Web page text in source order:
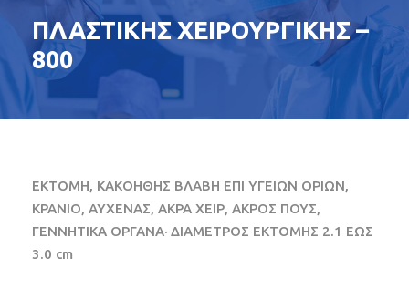
ΠΛΑΣΤΙΚΗΣ ΧΕΙΡΟΥΡΓΙΚΗΣ –
800
ΕΚΤΟΜΗ, ΚΑΚΟΗΘΗΣ ΒΛΑΒΗ ΕΠΙ ΥΓΕΙΩΝ ΟΡΙΩΝ,
ΚΡΑΝΙΟ, ΑΥΧΕΝΑΣ, ΑΚΡΑ ΧΕΙΡ, ΑΚΡΟΣ ΠΟΥΣ,
ΓΕΝΝΗΤΙΚΑ ΟΡΓΑΝΑ· ΔΙΑΜΕΤΡΟΣ ΕΚΤΟΜΗΣ 2.1 ΕΩΣ
3.0 cm